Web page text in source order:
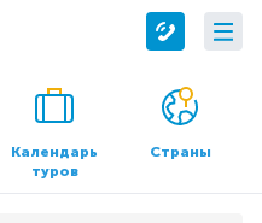
О компании
О нас
Контакты
Календарь
туров
Страны